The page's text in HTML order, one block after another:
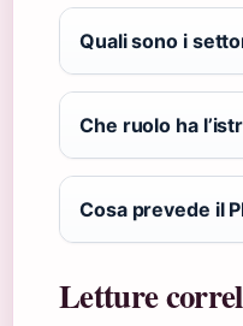
Quali sono i
Che ruolo ha
Cosa prevede il
Letture